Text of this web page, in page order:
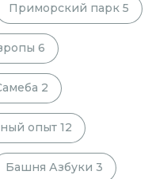
Приморский парк 5
6
2
опыт 12
Башня Азбуки 3